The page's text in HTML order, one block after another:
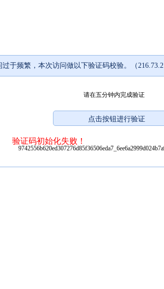
过于频繁，本次访问做以下验证码校验。（
请在五分钟内完成验证
验证码初始化失败！